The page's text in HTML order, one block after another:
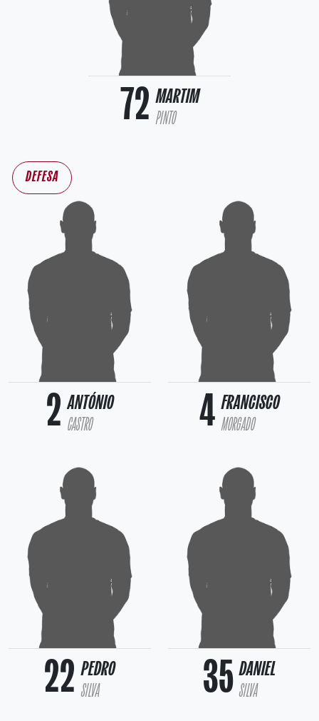
72 MARTIM
PINTO
DEFESA
2 ANTÓNIO
CASTRO 4 FRANCISCO
MORGADO
22 PEDRO
SILVA 35 DANIEL
SILVA